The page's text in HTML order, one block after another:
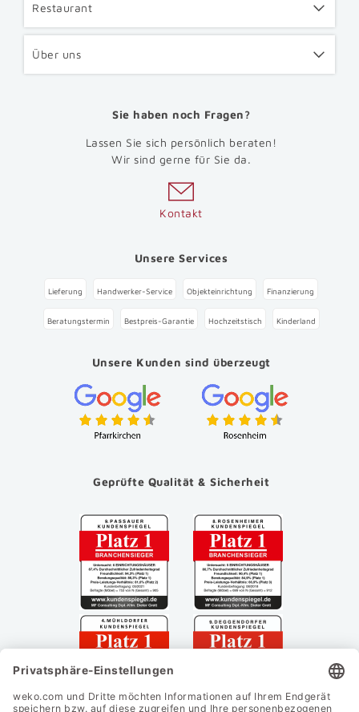
Restaurant
Über uns
Sie haben noch Fragen?
Lassen Sie sich persönlich beraten!
Wir sind gerne für Sie da.
Kontakt
Unsere Services
Lieferung Handwerker-Service Objekteinrichtung Finanzierung
Beratungstermin Bestpreis-Garantie Hochzeitstisch Kinderland
Unsere Kunden sind überzeugt
Geprüfte Qualität & Sicherheit